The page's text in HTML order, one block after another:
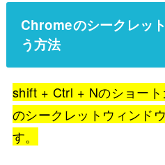
Chromeのシークレッ
う方法
shift + Ctrl + Nのショー
のシークレットウィンド
す。